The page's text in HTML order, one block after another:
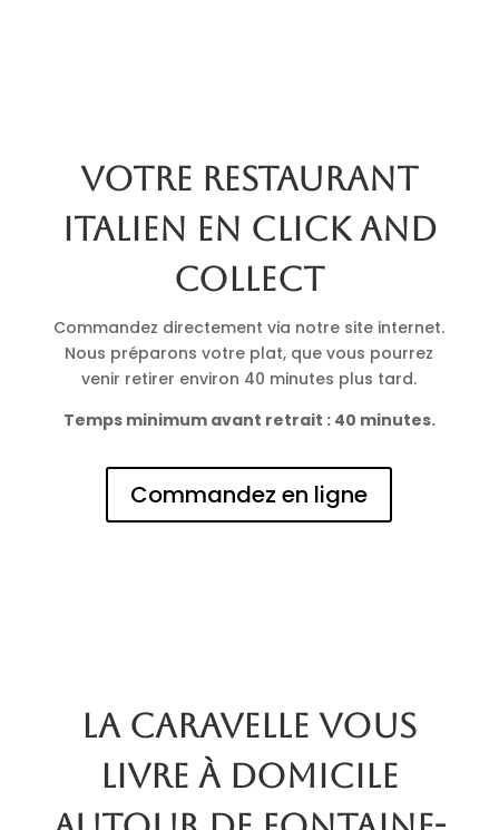
Votre restaurant
italien en click and
collect
Commandez directement via notre site internet.
Nous préparons votre plat, que vous pourrez
venir retirer environ 40 minutes plus tard.
Temps minimum avant retrait : 40 minutes.
Commandez en ligne
La Caravelle vous
livre à domicile